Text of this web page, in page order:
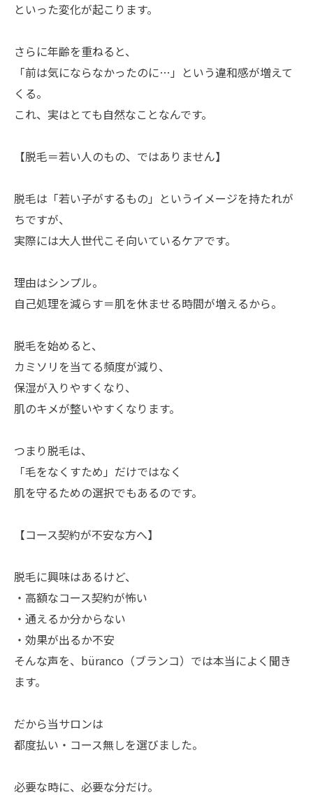
といった変化が起こります。
さらに年齢を重ねると、
「前は気にならなかったのに…」という違和感が増えて
くる。
これ、実はとても自然なことなんです。
【脱毛＝若い人のもの、ではありません】
脱毛は「若い子がするもの」というイメージを持たれが
ちですが、
実際には大人世代こそ向いているケアです。
理由はシンプル。
自己処理を減らす＝肌を休ませる時間が増えるから。
脱毛を始めると、
カミソリを当てる頻度が減り、
保湿が入りやすくなり、
肌のキメが整いやすくなります。
つまり脱毛は、
「毛をなくすため」だけではなく
肌を守るための選択でもあるのです。
【コース契約が不安な方へ】
脱毛に興味はあるけど、
・高額なコース契約が怖い
・通えるか分からない
・効果が出るか不安
そんな声を、büranco（ブランコ）では本当によく聞き
ます。
だから当サロンは
都度払い・コース無しを選びました。
必要な時に、必要な分だけ。